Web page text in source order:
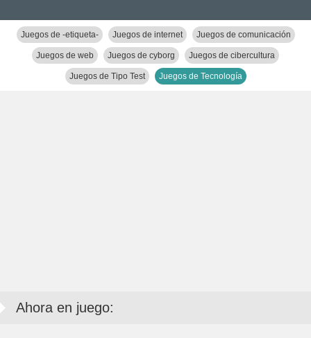
Juegos de -etiqueta- Juegos de internet Juegos de comunicación
Juegos de web Juegos de cyborg Juegos de cibercultura
Juegos de Tipo Test Juegos de Tecnología
Ahora en juego: